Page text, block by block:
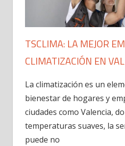
TSCLIMA: LA MEJOR
CLIMATIZACIÓN EN
La climatización es un
bienestar de hogares y
ciudades como Valencia,
temperaturas suaves, la
puede no